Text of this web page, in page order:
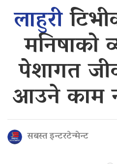
लाहुरी
मनिषाको
पेशागत
आउने काम
सबस्त इन्टरटेन्मेन्ट